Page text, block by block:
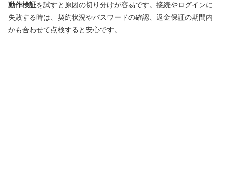
動作検証を試すと原因の切り分けが容易です。接続やログインに
失敗する時は、契約状況やパスワードの確認、返金保証の期間内
かも合わせて点検すると安心です。